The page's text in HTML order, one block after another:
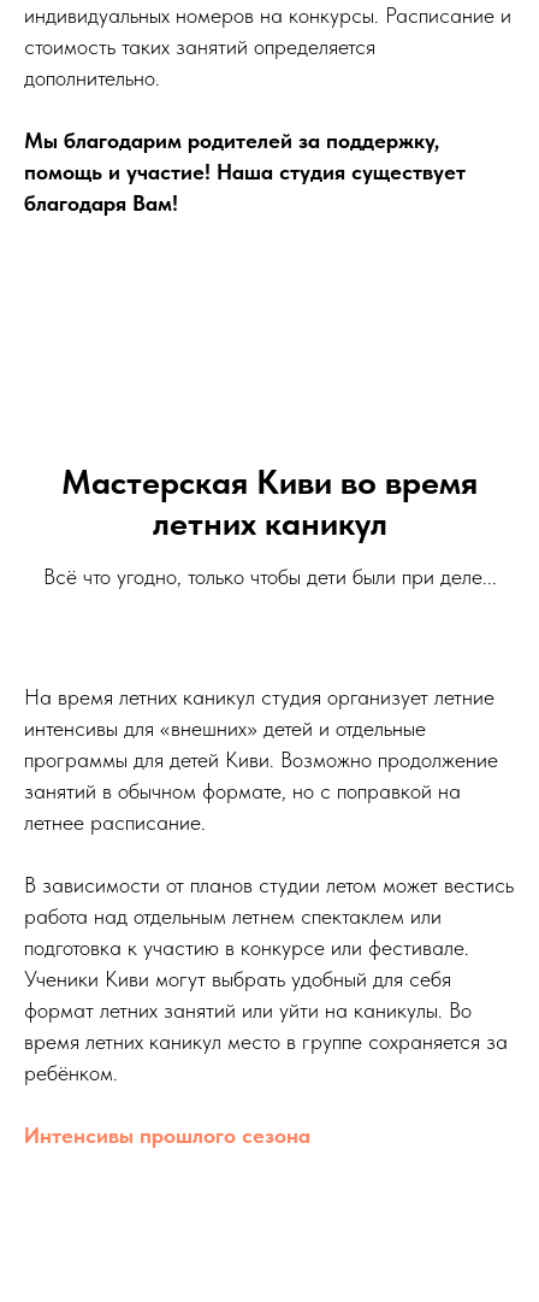
индивидуальных номеров на конкурсы. Расписание и
стоимость таких занятий определяется
дополнительно.
Мы благодарим родителей за поддержку,
помощь и участие! Наша студия существует
благодаря Вам!
Мастерская Киви во время
летних каникул
Всё что угодно, только чтобы дети были при деле...
На время летних каникул студия организует летние
интенсивы для «внешних» детей и отдельные
программы для детей Киви. Возможно продолжение
занятий в обычном формате, но с поправкой на
летнее расписание.
В зависимости от планов студии летом может вестись
работа над отдельным летнем спектаклем или
подготовка к участию в конкурсе или фестивале.
Ученики Киви могут выбрать удобный для себя
формат летних занятий или уйти на каникулы. Во
время летних каникул место в группе сохраняется за
ребёнком.
Интенсивы прошлого сезона